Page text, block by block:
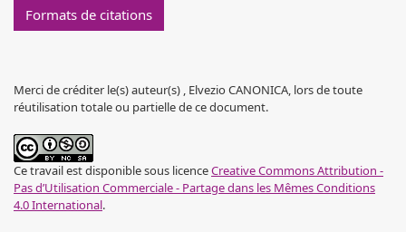
Formats de citations
Merci de créditer le(s) auteur(s) , Elvezio CANONICA, lors de toute
réutilisation totale ou partielle de ce document.
Ce travail est disponible sous licenceCreative Commons Attribution -
Pas d’Utilisation Commerciale - Partage dans les Mêmes Conditions
4.0 International.